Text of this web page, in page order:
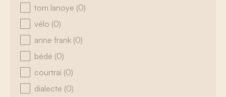
tom lanoye (0)
vélo (0)
anne frank (0)
bédé (0)
courtrai (0)
dialecte (0)